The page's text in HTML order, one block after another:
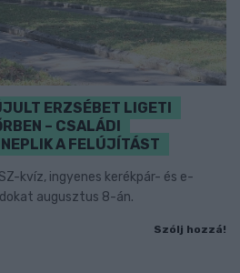
ERZSÉBET LIGETI
– CSALÁDI
A FELÚJÍTÁST
kvíz, ingyenes kerékpár- és e-
augusztus 8-án.
Szólj hozzá!